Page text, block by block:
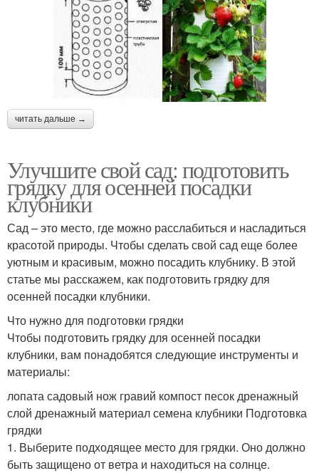
читать дальше →
Улучшите свой сад: подготовить
грядку для осенней посадки
клубники
Сад – это место, где можно расслабиться и насладиться
красотой природы. Чтобы сделать свой сад еще более
уютным и красивым, можно посадить клубнику. В этой
статье мы расскажем, как подготовить грядку для
осенней посадки клубники.
Что нужно для подготовки грядки
Чтобы подготовить грядку для осенней посадки
клубники, вам понадобятся следующие инструменты и
материалы:
лопата садовый нож гравий компост песок дренажный
слой дренажный материал семена клубники Подготовка
грядки
1. Выберите подходящее место для грядки. Оно должно
быть защищено от ветра и находиться на солнце.